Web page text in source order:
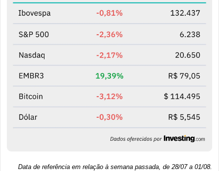
Data de referência em relação à semana passada, de 28/07 a 01/08.